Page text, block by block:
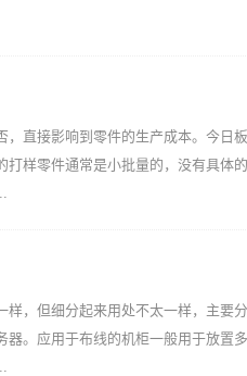
直接影响到零件的生产成本。今日
样零件通常是小批量的，没有具体
，但细分起来用处不太一样，主要
器。应用于布线的机柜一般用于放置